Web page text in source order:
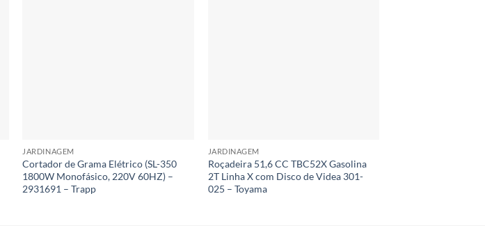
JARDINAGEM
Cortador de Grama Elétrico (SL-350
1800W Monofásico, 220V 60HZ) –
2931691 – Trapp
JARDINAGEM
Roçadeira 51,6 CC TBC52X Gasolina
2T Linha X com Disco de Videa 301-
025 – Toyama